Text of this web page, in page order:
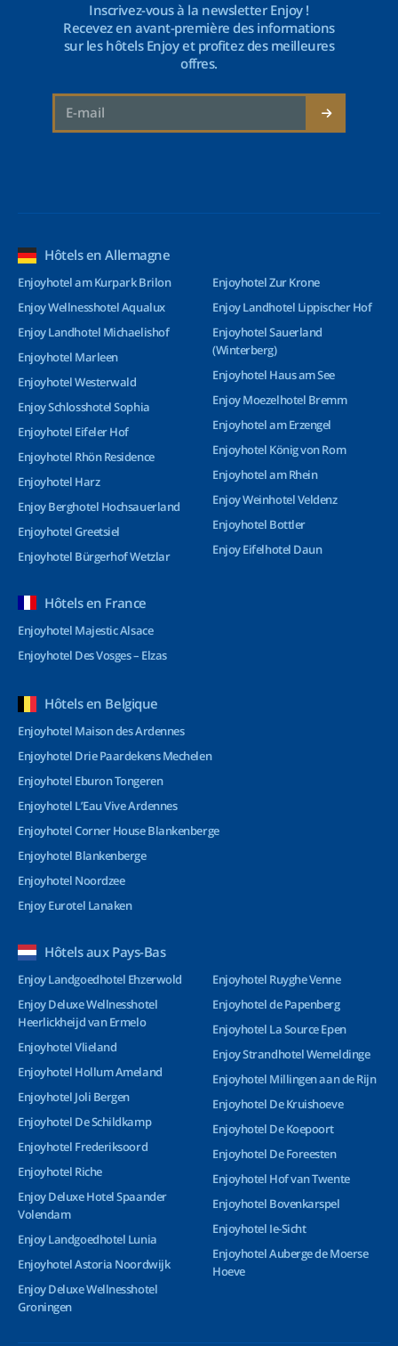
Inscrivez-vous à la newsletter Enjoy !
Recevez en avant-première des informations
sur les hôtels Enjoy et profitez des meilleures
offres.
Hôtels en Allemagne
Enjoyhotel am Kurpark Brilon
Enjoy Wellnesshotel Aqualux
Enjoy Landhotel Michaelishof
Enjoyhotel Marleen
Enjoyhotel Westerwald
Enjoy Schlosshotel Sophia
Enjoyhotel Eifeler Hof
Enjoyhotel Rhön Residence
Enjoyhotel Harz
Enjoy Berghotel Hochsauerland
Enjoyhotel Greetsiel
Enjoyhotel Bürgerhof Wetzlar
Enjoyhotel Zur Krone
Enjoy Landhotel Lippischer Hof
Enjoyhotel Sauerland
(Winterberg)
Enjoyhotel Haus am See
Enjoy Moezelhotel Bremm
Enjoyhotel am Erzengel
Enjoyhotel König von Rom
Enjoyhotel am Rhein
Enjoy Weinhotel Veldenz
Enjoyhotel Bottler
Enjoy Eifelhotel Daun
Hôtels en France
Enjoyhotel Majestic Alsace
Enjoyhotel Des Vosges – Elzas
Hôtels en Belgique
Enjoyhotel Maison des Ardennes
Enjoyhotel Drie Paardekens Mechelen
Enjoyhotel Eburon Tongeren
Enjoyhotel L’Eau Vive Ardennes
Enjoyhotel Corner House Blankenberge
Enjoyhotel Blankenberge
Enjoyhotel Noordzee
Enjoy Eurotel Lanaken
Hôtels aux Pays-Bas
Enjoy Landgoedhotel Ehzerwold
Enjoy Deluxe Wellnesshotel
Heerlickheijd van Ermelo
Enjoyhotel Vlieland
Enjoyhotel Hollum Ameland
Enjoyhotel Joli Bergen
Enjoyhotel De Schildkamp
Enjoyhotel Frederiksoord
Enjoyhotel Riche
Enjoy Deluxe Hotel Spaander
Volendam
Enjoy Landgoedhotel Lunia
Enjoyhotel Astoria Noordwijk
Enjoy Deluxe Wellnesshotel
Groningen
Enjoyhotel Ruyghe Venne
Enjoyhotel de Papenberg
Enjoyhotel La Source Epen
Enjoy Strandhotel Wemeldinge
Enjoyhotel Millingen aan de Rijn
Enjoyhotel De Kruishoeve
Enjoyhotel De Koepoort
Enjoyhotel De Foreesten
Enjoyhotel Hof van Twente
Enjoyhotel Bovenkarspel
Enjoyhotel Ie-Sicht
Enjoyhotel Auberge de Moerse
Hoeve